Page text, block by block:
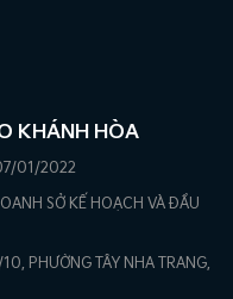
KHÁNH HÒA
01/2022
SỞ KẾ HOẠCH VÀ ĐẦU
PHƯỜNG TÂY NHA TRANG,